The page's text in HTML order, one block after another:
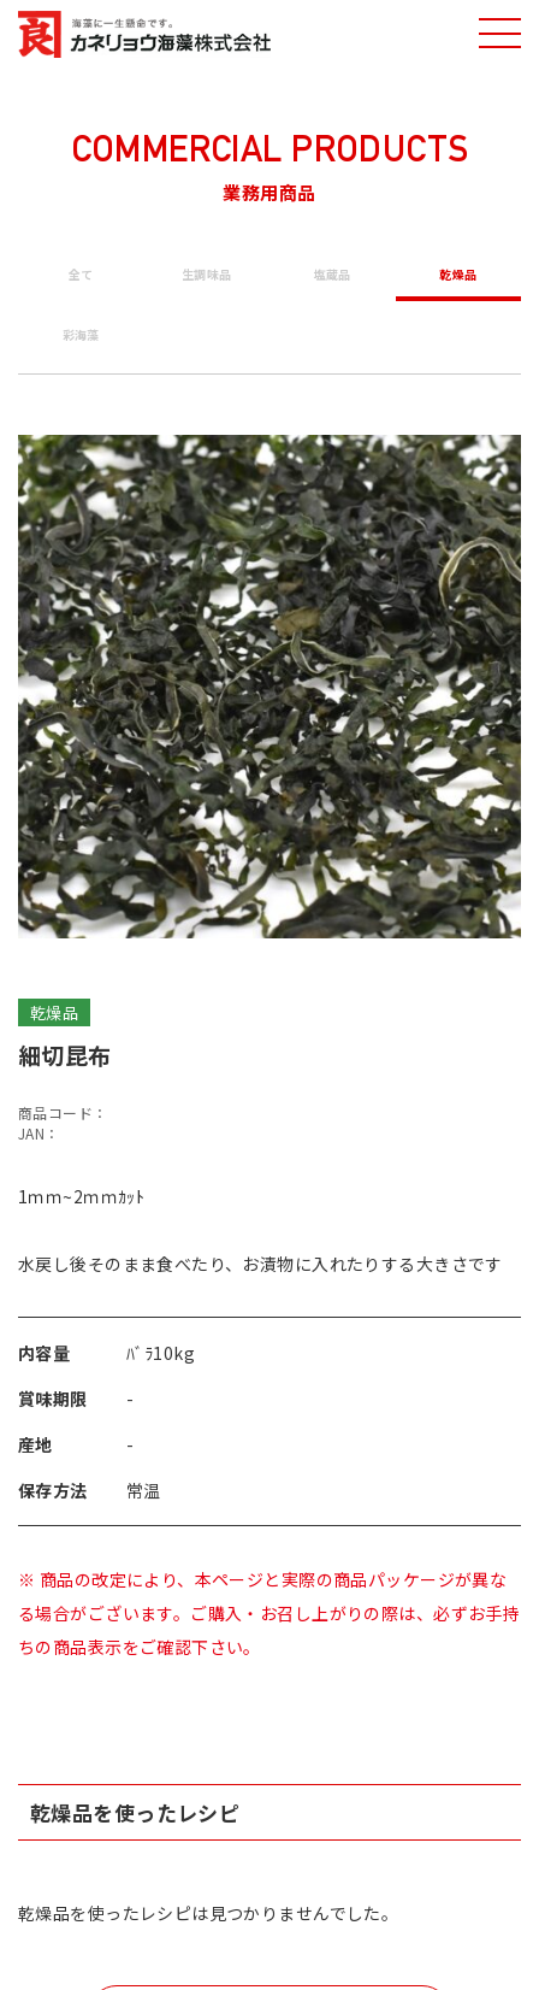
株式会社
ホーム 業務用商品一覧 細切昆布
COMMERCIAL PRODUCTS
業務用商品
全て 生調味品 塩蔵品 乾燥品
彩海藻
乾燥品
細切昆布
商品コード：
JAN：
1ｍｍ~2ｍｍｶｯﾄ
水戻し後そのまま食べたり、お漬物に入れたりする大きさです
内容量
ﾊﾞﾗ10kg
賞味期限
-
産地
-
保存方法
常温
※ 商品の改定により、本ページと実際の商品パッケージが異な
る場合がございます。ご購入・お召し上がりの際は、必ずお手持
ちの商品表示をご確認下さい。
乾燥品を使ったレシピ
乾燥品を使ったレシピは見つかりませんでした。